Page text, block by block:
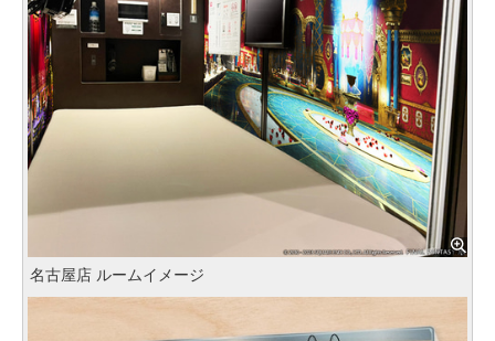
名古屋店 ルームイメージ